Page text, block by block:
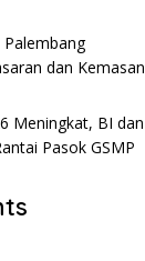
dan Kemasan
Meningkat, BI dan
Pasok GSMP